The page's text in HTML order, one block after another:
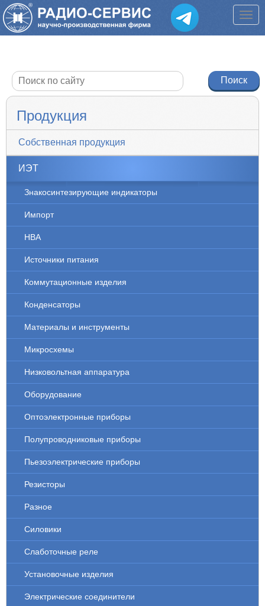
Продукция
Собственная продукция
ИЭТ
Знакосинтезирующие индикаторы
Импорт
НВА
Источники питания
Коммутационные изделия
Конденсаторы
Материалы и инструменты
Микросхемы
Низковольтная аппаратура
Оборудование
Оптоэлектронные приборы
Полупроводниковые приборы
Пьезоэлектрические приборы
Резисторы
Разное
Силовики
Слаботочные реле
Установочные изделия
Электрические соединители